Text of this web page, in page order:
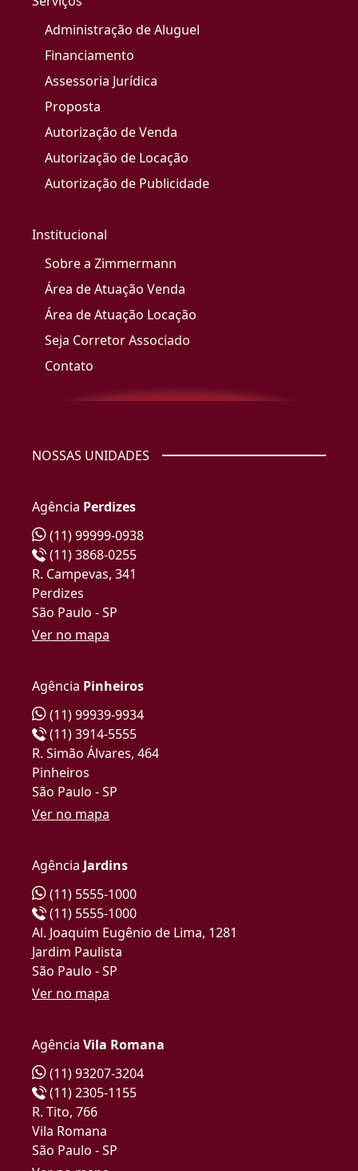
Administração de Aluguel
Financiamento
Assessoria Jurídica
Proposta
Autorização de Venda
Autorização de Locação
Autorização de Publicidade
Institucional
Sobre a Zimmermann
Área de Atuação Venda
Área de Atuação Locação
Seja Corretor Associado
Contato
NOSSAS UNIDADES
Agência Perdizes
(11) 99999-0938
(11) 3868-0255
R. Campevas, 341
Perdizes
São Paulo - SP
Ver no mapa
Agência Pinheiros
(11) 99939-9934
(11) 3914-5555
R. Simão Álvares, 464
Pinheiros
São Paulo - SP
Ver no mapa
Agência Jardins
(11) 5555-1000
(11) 5555-1000
Al. Joaquim Eugênio de Lima, 1281
Jardim Paulista
São Paulo - SP
Ver no mapa
Agência Vila Romana
(11) 93207-3204
(11) 2305-1155
R. Tito, 766
Vila Romana
São Paulo - SP